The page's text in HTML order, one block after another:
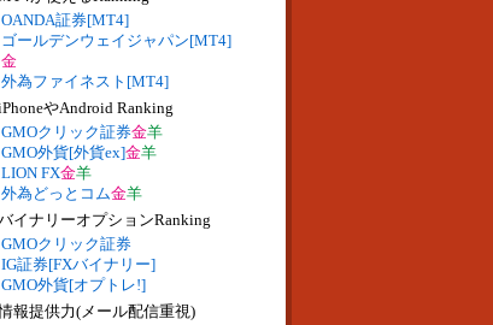
OANDA証券[MT4]
ゴールデンウェイジャパン[MT4]
金
外為ファイネスト[MT4]
GMOクリック証券金羊
GMO外貨[外貨ex]金羊
LION FX金羊
外為どっとコム金羊
GMOクリック証券
IG証券[FXバイナリー]
GMO外貨[オプトレ!]